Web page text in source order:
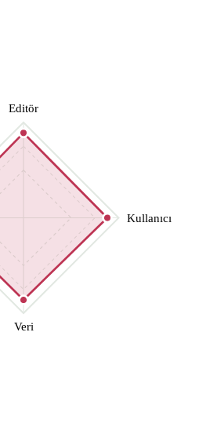
Editör
Kullanıcı
Veri